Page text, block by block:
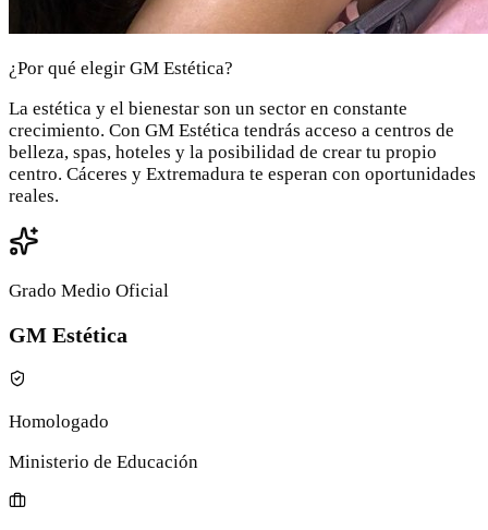
¿Por qué elegir GM Estética?
La estética y el bienestar son un sector en constante
crecimiento. Con GM Estética tendrás acceso a centros de
belleza, spas, hoteles y la posibilidad de crear tu propio
centro. Cáceres y Extremadura te esperan con oportunidades
reales.
Grado Medio Oficial
GM Estética
Homologado
Ministerio de Educación